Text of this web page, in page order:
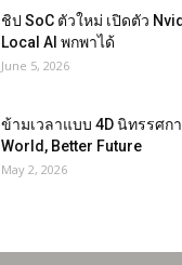
ชิป SoC ตัวใหม่ เปิดตัว
Local AI พกพาได้
June 5, 2026
ข้ามเวลาแบบ 4D นิทรรศก
World, Better Future
May 2, 2026